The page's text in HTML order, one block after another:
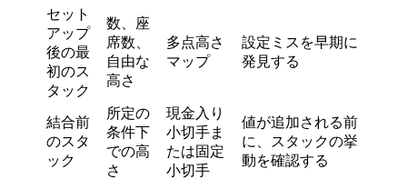
セット
アップ
後の最
初のス
タック
数、座
席数、
自由な
高さ
多点高さ
マップ
設定ミスを早期に
発見する
結合前
のスタ
ック
所定の
条件下
での高
さ
現金入り
小切手ま
たは固定
小切手
値が追加される前
に、スタックの挙
動を確認する